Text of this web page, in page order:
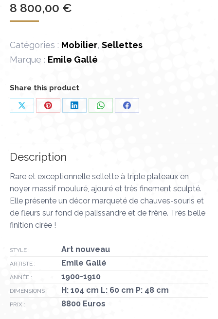
8 800,00 €
Catégories : Mobilier, Sellettes
Marque : Emile Gallé
Share this product
PartagerPartagerPartagerPartagerPartager
Description
Rare et exceptionnelle sellette à triple plateaux en
noyer massif mouluré, ajouré et très finement sculpté.
Elle présente un décor marqueté de chauves-souris et
de fleurs sur fond de palissandre et de frêne. Très belle
finition cirée !
STYLE : Art nouveau
ARTISTE : Emile Gallé
ANNÉE : 1900-1910
DIMENSIONS : H: 104 cm L: 60 cm P: 48 cm
PRIX : 8800 Euros